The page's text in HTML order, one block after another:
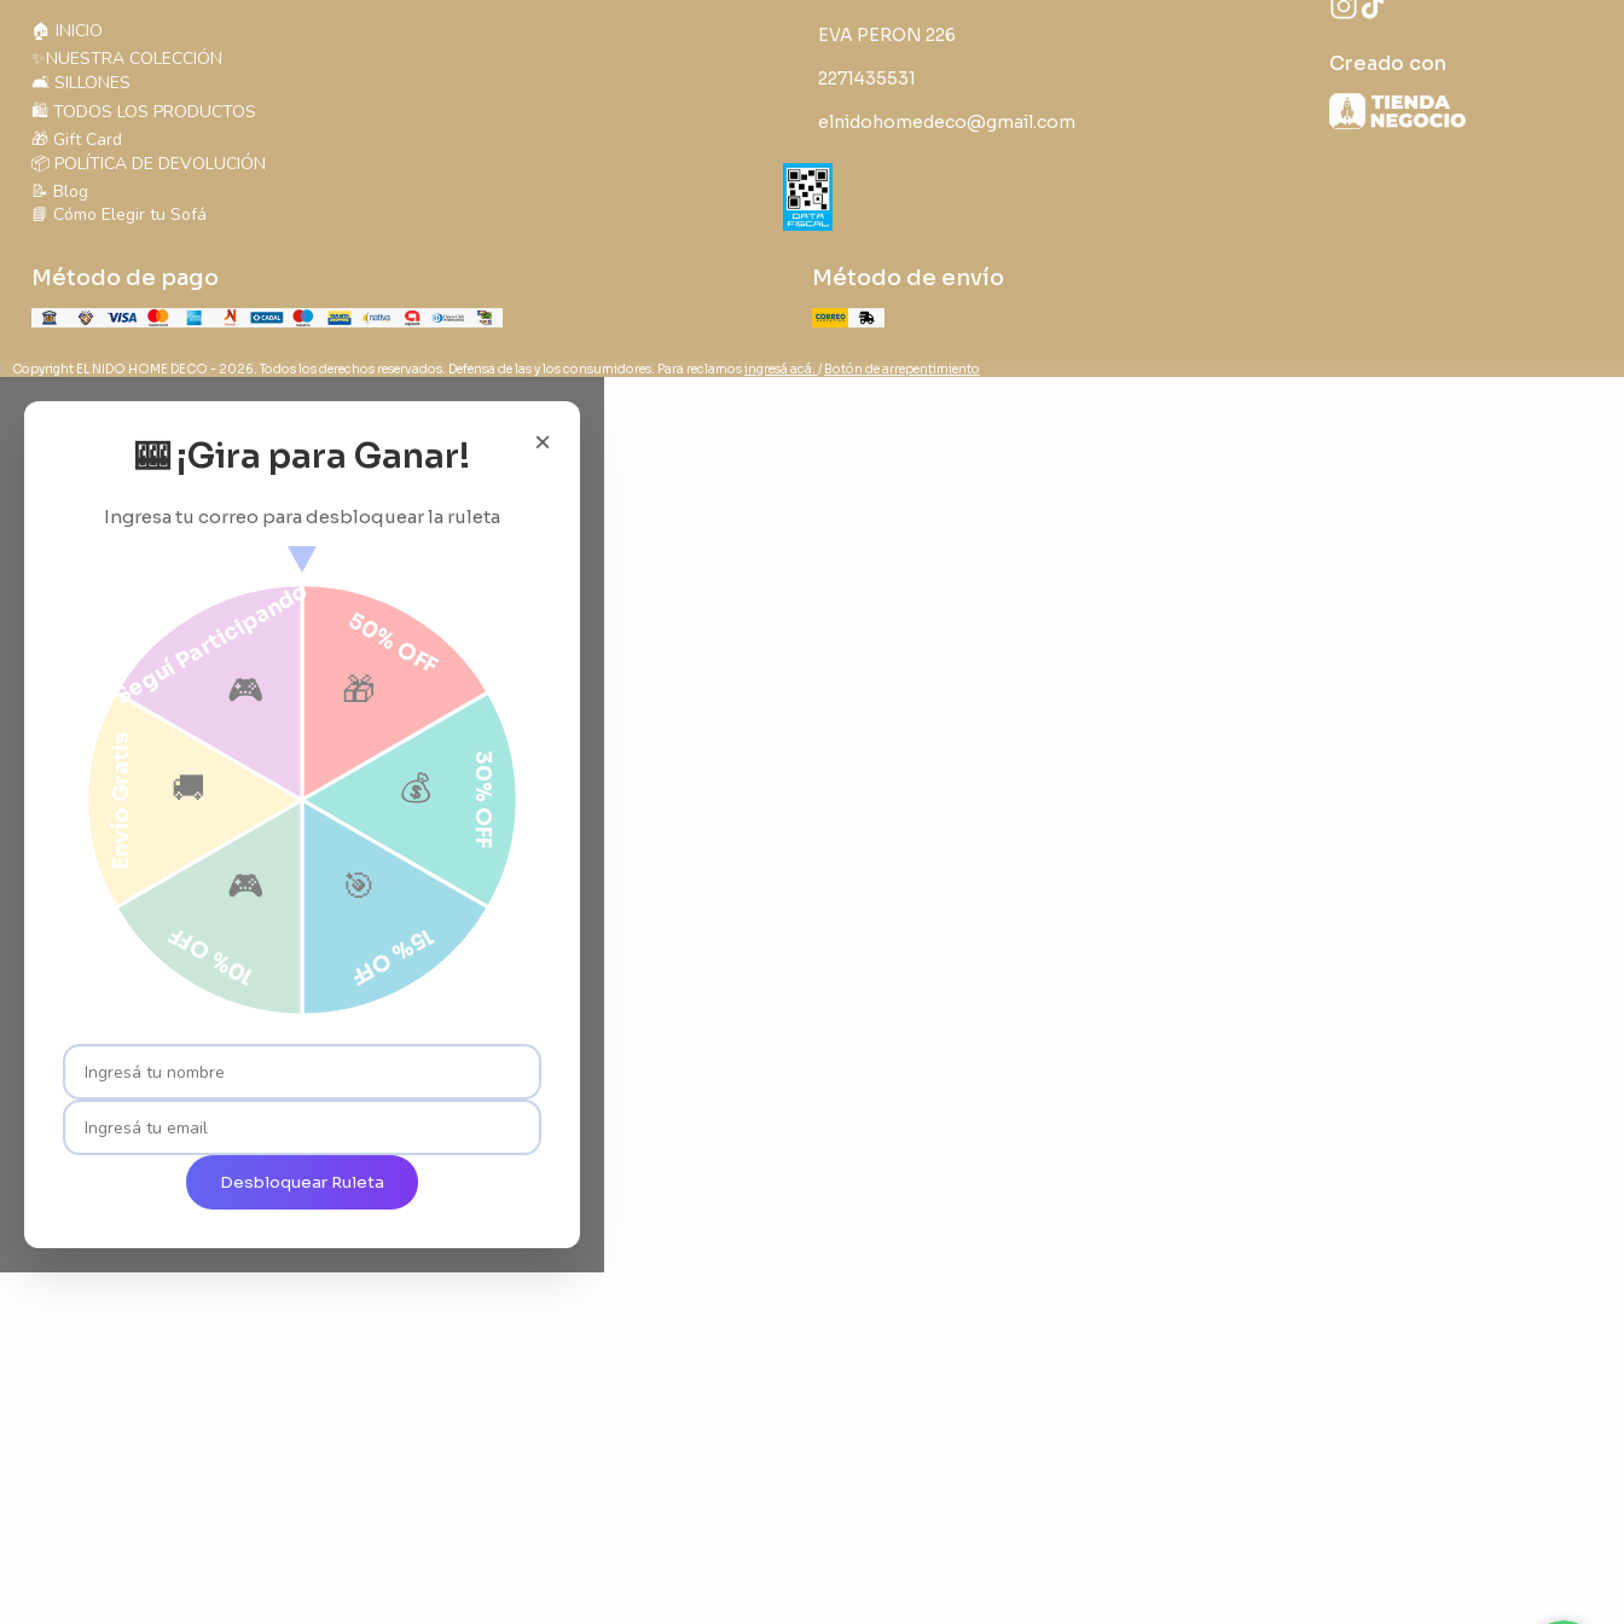
🏠 INICIO
✨NUESTRA COLECCIÓN
🛋️ SILLONES
🛍️ TODOS LOS PRODUCTOS
🎁 Gift Card
📦 POLÍTICA DE DEVOLUCIÓN
📝 Blog
📘 Cómo Elegir tu Sofá
EVA PERON 226
2271435531
elnidohomedeco@gmail.com
Creado con
Método de pago Método de envío
Copyright EL NIDO HOME DECO - 2026. Todos los derechos reservados. Defensa de las y los consumidores. Para reclamosingresá acá. / Botón de arrepentimiento
×
🎰 ¡Gira para Ganar!
Ingresa tu correo para desbloquear la ruleta
50% OFF
🎁
30% OFF
💰
15% OFF
🎯
10% OFF
🎮
Envío Gratis 🚚
Seguí Participando
🎮
Desbloquear Ruleta